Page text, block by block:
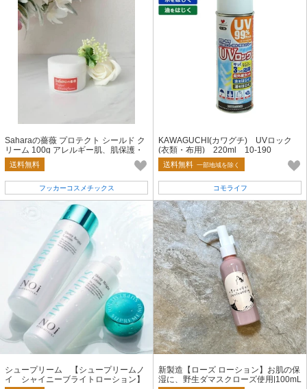
Saharaの薔薇 プロテクト シールド ク
リーム 100g アレルギー肌、肌保護・
シールド・プロテクト クリーム
送料無料
フッカーコスメチックス
KAWAGUCHI(カワグチ) UVロック
(衣類・布用) 220ml 10-190
送料無料 一部地域を除く
コモライフ
シュープリーム 【シュープリームノ
イ シャイニーブライトローション】
新製造【ローズ ローション】お肌の保
湿に、野生ダマスクローズ使用|100mL